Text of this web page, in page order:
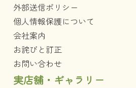
外部送信ポリシー
個人情報保護について
会社案内
お詫びと訂正
お問い合わせ
実店舗・ギャラリー